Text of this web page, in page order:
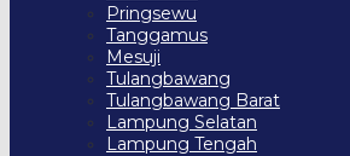
Pringsewu
Tanggamus
Mesuji
Tulangbawang
Tulangbawang Barat
Lampung Selatan
Lampung Tengah